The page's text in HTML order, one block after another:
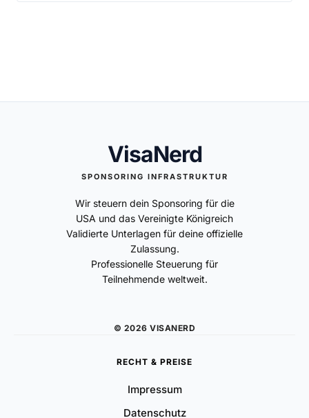
Videoanruf. Bei größeren Gastgebern entfällt er
VisaNerd
SPONSORING INFRASTRUKTUR
Wir steuern dein Sponsoring für die
USA und das Vereinigte Königreich
Validierte Unterlagen für deine offizielle
Zulassung.
Professionelle Steuerung für
Teilnehmende weltweit.
© 2026 VISANERD
RECHT & PREISE
Impressum
Datenschutz